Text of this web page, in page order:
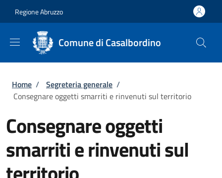
Regione Abruzzo
Comune di Casalbordino
Briciole di pane
Home / Segreteria generale /
Consegnare oggetti smarriti e rinvenuti sul territorio
Consegnare oggetti
smarriti e rinvenuti sul